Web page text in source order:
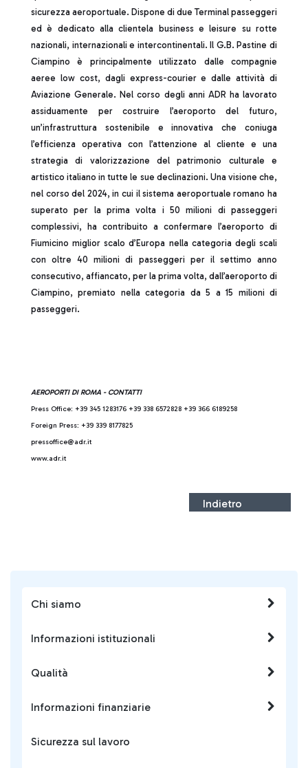
Chi siamo
Informazioni istituzionali
Qualità
Informazioni finanziarie
Sicurezza sul lavoro
sicurezza aeroportuale. Dispone di due Terminal passeggeri
ed è dedicato alla clientela business e leisure su rotte
nazionali, internazionali e intercontinentali. Il G.B. Pastine di
Ciampino è principalmente utilizzato dalle compagnie
aeree low cost, dagli express-courier e dalle attività di
Aviazione Generale. Nel corso degli anni ADR ha lavorato
assiduamente per costruire l’aeroporto del futuro,
un’infrastruttura sostenibile e innovativa che coniuga
l’efficienza operativa con l’attenzione al cliente e una
strategia di valorizzazione del patrimonio culturale e
artistico italiano in tutte le sue declinazioni. Una visione che,
nel corso del 2024, in cui il sistema aeroportuale romano ha
superato per la prima volta i 50 milioni di passeggeri
complessivi, ha contribuito a confermare l’aeroporto di
Fiumicino miglior scalo d’Europa nella categoria degli scali
con oltre 40 milioni di passeggeri per il settimo anno
consecutivo, affiancato, per la prima volta, dall’aeroporto di
Ciampino, premiato nella categoria da 5 a 15 milioni di
passeggeri.
AEROPORTI DI ROMA - CONTATTI
Press Office: +39 345 1283176 +39 338 6572828 +39 366 6189258
Foreign Press: +39 339 8177825
pressoffice@adr.it
www.adr.it
Indietro